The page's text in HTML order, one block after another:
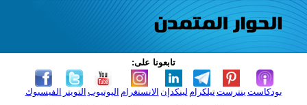
تابعونا على:
الفيسبوك التويتر اليوتيوب الانستغرام لينكدإن تيلكرامبنترست بودكاست